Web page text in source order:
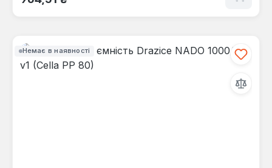
Немає в наявності